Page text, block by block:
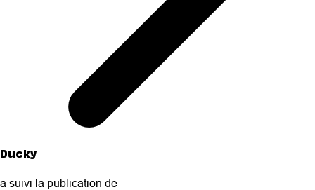
Ducky
a suivi la publication de